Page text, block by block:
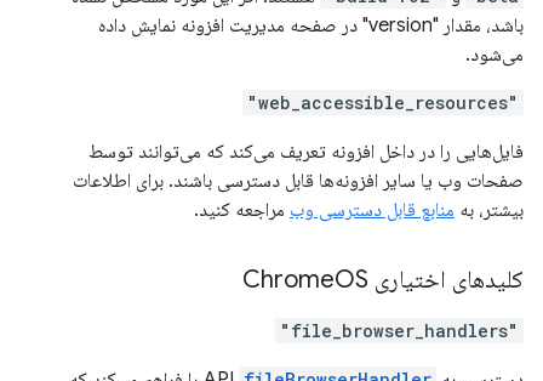
باشد، مقدار "version" در صفحه مدیریت افزونه نمایش داده
می‌شود.
"web_accessible_resources"
فایل‌هایی را در داخل افزونه تعریف می‌کند که می‌توانند توسط
صفحات وب یا سایر افزونه‌ها قابل دسترسی باشند. برای اطلاعات
بیشتر، به منابع قابل دسترسی وب مراجعه کنید.
کلیدهای اختیاری Chrome OS
"file_browser_handlers"